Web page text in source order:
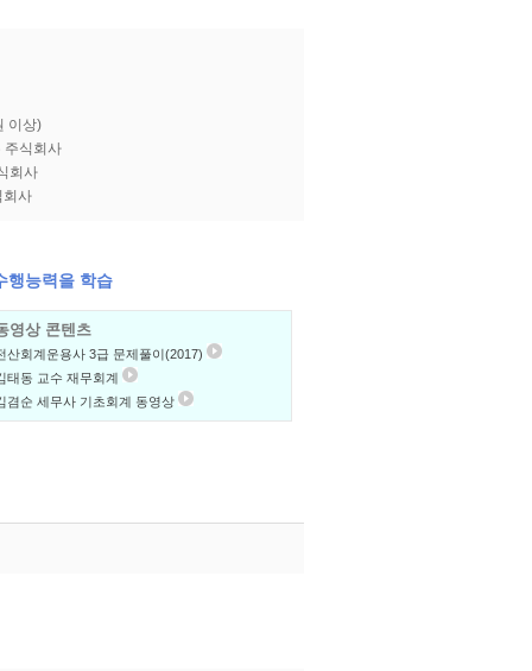
이상)
주식회사
회사
회사
행능력을 학습
영상 콘텐츠
산회계운용사 3급 문제풀이(2017)
태동 교수 재무회계
겸순 세무사 기초회계 동영상